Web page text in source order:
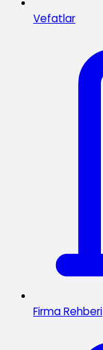
Vefatlar
Firma Rehberi